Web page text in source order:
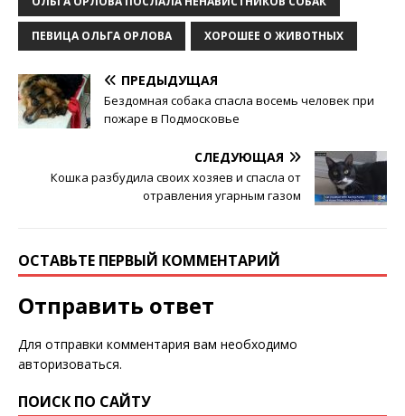
ПЕВИЦА ОЛЬГА ОРЛОВА ХОРОШЕЕ О ЖИВОТНЫХ
ПРЕДЫДУЩАЯ
Бездомная собака спасла восемь человек при
пожаре в Подмосковье
СЛЕДУЮЩАЯ
Кошка разбудила своих хозяев и спасла от
отравления угарным газом
ОСТАВЬТЕ ПЕРВЫЙ КОММЕНТАРИЙ
Отправить ответ
Для отправки комментария вам необходимо
авторизоваться.
ПОИСК ПО САЙТУ